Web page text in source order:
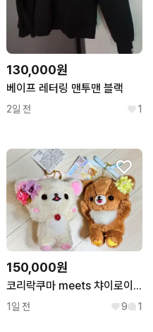
130,000원
베이프 레터링 맨투맨 블랙
2일 전 1
150,000원
코리락쿠마 meets 챠이로이코구마 2018 마루이 팝업 한정 가오가오 누이 세트
1일 전 9 1